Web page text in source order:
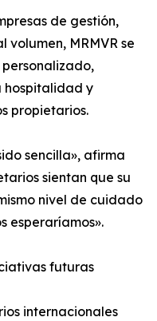
de gestión,
MRMVR se
hospitalidad y
propietarios.
sencilla», afirma
sientan que su
nivel de cuidado
esperaríamos».
futuras
internacionales